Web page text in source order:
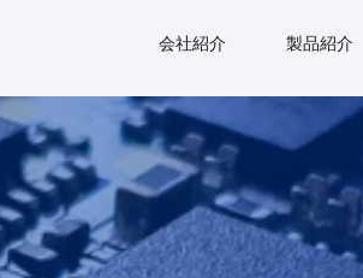
会社紹介 製品紹介